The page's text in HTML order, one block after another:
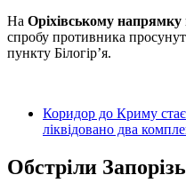
На Оріхівському напрямку
спробу противника
пункту Білогір’я.
Коридор до Криму
ліквідовано два
Обстріли